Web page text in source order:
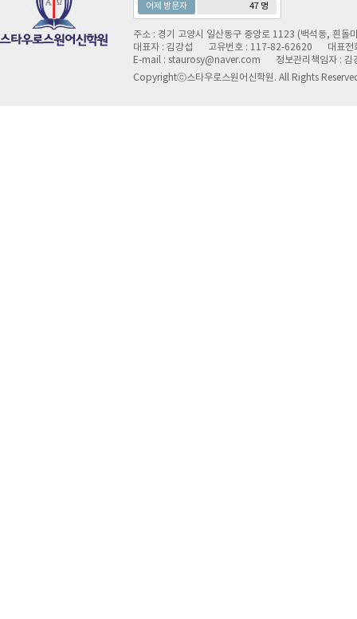
어제 방문자 47 명
주소 : 경기 고양시 일산동구 중앙로 1123 (백석동, 흰돌
대표자 : 김강섭
고유번호 : 117-82-62620
대표
E-mail : staurosy@naver.com
정보관리책임자 : 김
Copyrightⓒ스타우로스원어신학원. All Rights